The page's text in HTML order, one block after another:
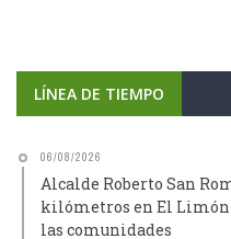
LÍNEA DE TIEMPO
06/08/2026
Alcalde Roberto San
kilómetros en El Limón
las comunidades